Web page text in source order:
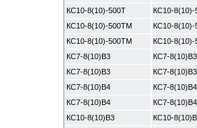
КС10-8(10)-500Т
КС10-8(10)-
КС10-8(10)-500ТМ
КС10-
КС10-8(10)-500ТМ
КС10-
КС7-8(10)В3
КС7-8(10)В3
КС7-8(10)В3
КС7-8(10)В3
КС7-8(10)В4
КС7-8(10)В4
КС7-8(10)В4
КС7-8(10)В4
КС10-8(10)В3
КС10-